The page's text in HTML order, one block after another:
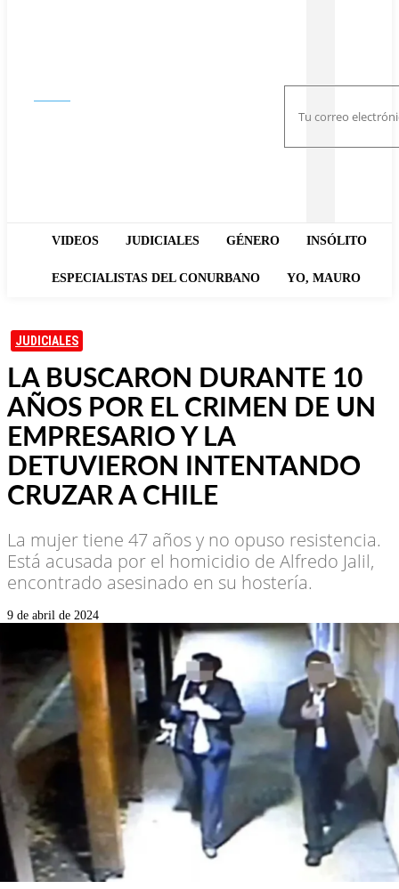
VIDEOS JUDICIALES GÉNERO INSÓLITO
ESPECIALISTAS DEL CONURBANO YO, MAURO
JUDICIALES
LA BUSCARON DURANTE 10
AÑOS POR EL CRIMEN DE UN
EMPRESARIO Y LA
DETUVIERON INTENTANDO
CRUZAR A CHILE
La mujer tiene 47 años y no opuso resistencia.
Está acusada por el homicidio de Alfredo Jalil,
encontrado asesinado en su hostería.
9 de abril de 2024